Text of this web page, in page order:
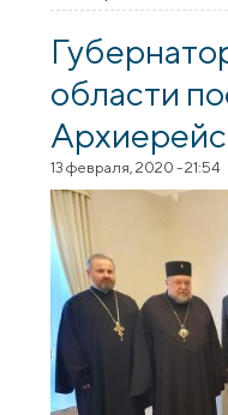
области
13 февраля, 2020 - 21:54